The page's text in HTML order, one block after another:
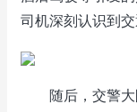
司机深刻认识到交
随后，交警大